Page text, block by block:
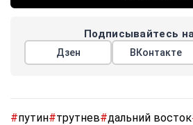
Подписывайтесь
Дзен ВКонтакте
#путин#трутнев#дальний восток